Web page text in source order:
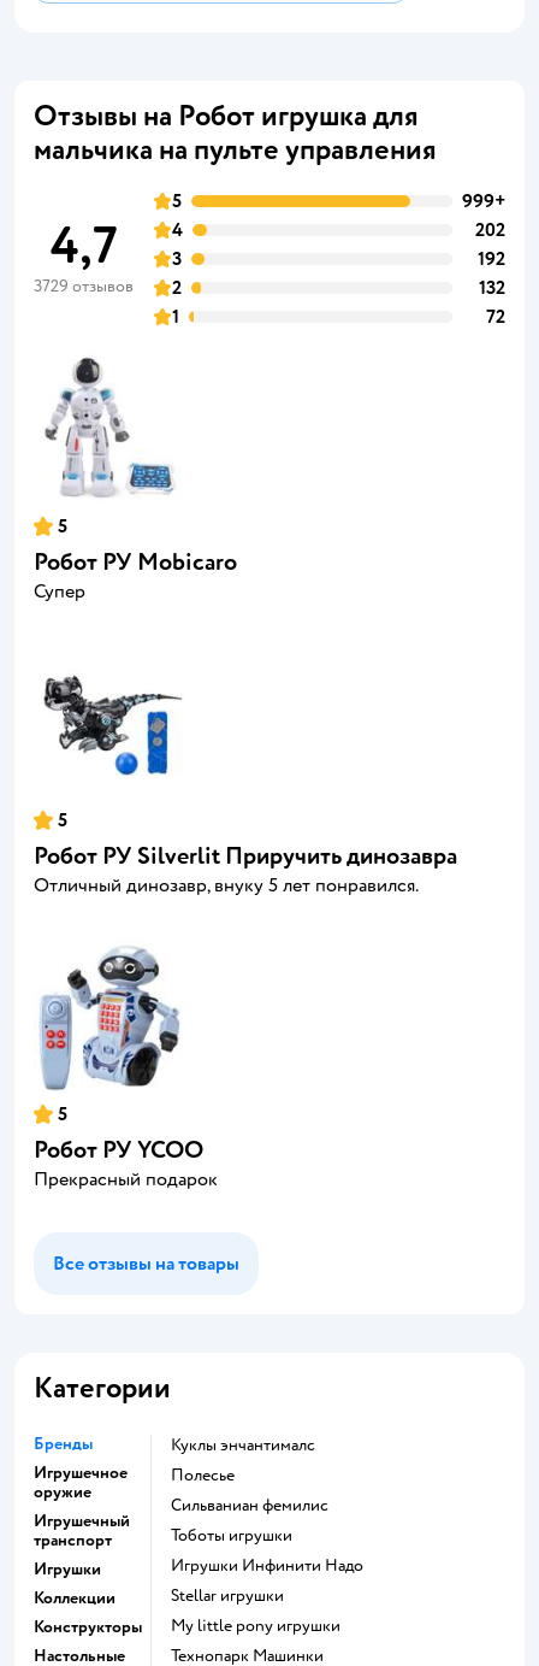
Отзывы на Робот игрушка для
мальчика на пульте управления
4,7
3729 отзывов
5
999+
4
202
3
192
2
132
1
72
5
Робот РУ Mobicaro
Супер
5
Робот РУ Silverlit Приручить динозавра
Отличный динозавр, внуку 5 лет понравился.
5
Робот РУ YCOO
Прекрасный подарок
Все отзывы на товары
Категории
Бренды
Игрушечное
оружие
Игрушечный
транспорт
Игрушки
Коллекции
Конструкторы
Настольные
Куклы энчантималс
Полесье
Сильваниан фемилис
Тоботы игрушки
Игрушки Инфинити Надо
Stellar игрушки
my little pony игрушки
Технопарк Машинки